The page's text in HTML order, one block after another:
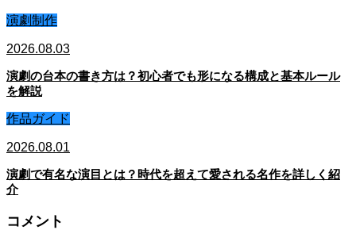
演劇制作
2026.08.03
演劇の台本の書き方は？初心者でも形になる構成と基本ルール
を解説
作品ガイド
2026.08.01
演劇で有名な演目とは？時代を超えて愛される名作を詳しく紹
介
コメント